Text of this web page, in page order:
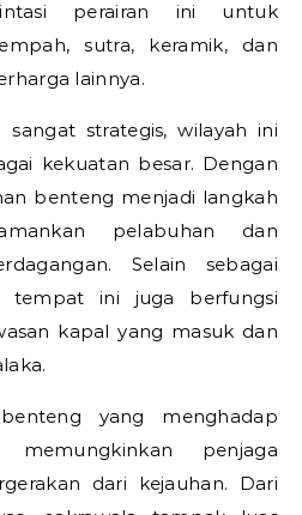
perairan ini untuk
sutra, keramik, dan
lainnya.
strategis, wilayah ini
kekuatan besar. Dengan
benteng menjadi langkah
pelabuhan dan
Selain sebagai
tempat ini juga berfungsi
kapal yang masuk dan
yang menghadap
penjaga
dari kejauhan. Dari